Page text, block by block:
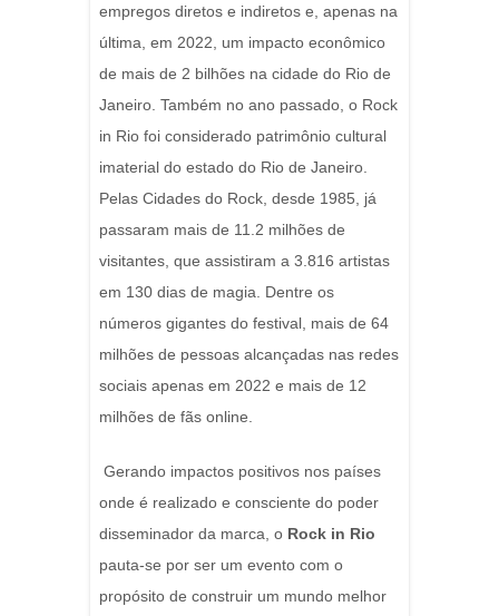
empregos diretos e indiretos e, apenas na
última, em 2022, um impacto econômico
de mais de 2 bilhões na cidade do Rio de
Janeiro. Também no ano passado, o Rock
in Rio foi considerado patrimônio cultural
imaterial do estado do Rio de Janeiro.
Pelas Cidades do Rock, desde 1985, já
passaram mais de 11.2 milhões de
visitantes, que assistiram a 3.816 artistas
em 130 dias de magia. Dentre os
números gigantes do festival, mais de 64
milhões de pessoas alcançadas nas redes
sociais apenas em 2022 e mais de 12
milhões de fãs online.
Gerando impactos positivos nos países
onde é realizado e consciente do poder
disseminador da marca, o Rock in Rio
pauta-se por ser um evento com o
propósito de construir um mundo melhor